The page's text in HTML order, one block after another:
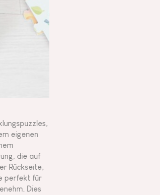
eigenen
die auf
Rückseite,
perfekt für
Dies